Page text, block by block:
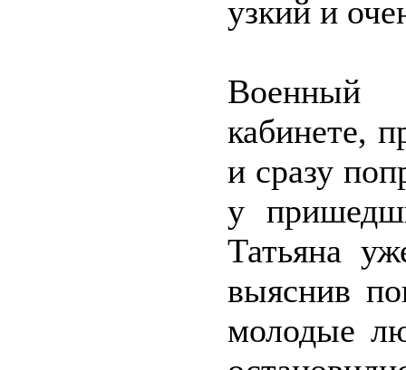
узкий и
Военный
кабинете,
и сразу
у
Татьяна
выяснив
молодые